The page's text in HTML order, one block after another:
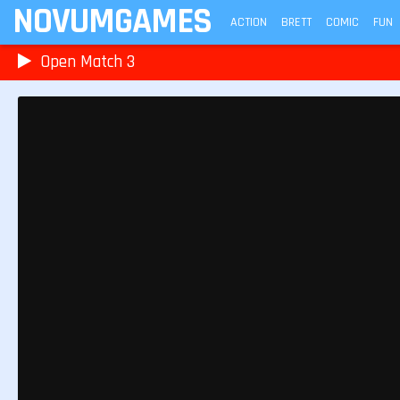
NOVUMGAMES ACTION BRETT COMIC FUN
Open Match 3